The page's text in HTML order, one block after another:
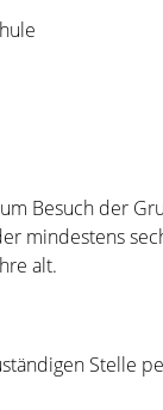
Besuch der
mindestens
alt.
Stelle